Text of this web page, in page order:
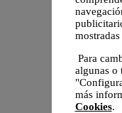
Para
algunas o
más
Cookies.